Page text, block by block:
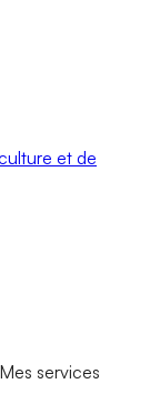
et de
Mes services